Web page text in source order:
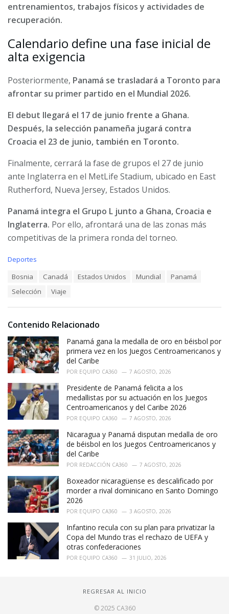
entrenamientos, trabajos físicos y actividades de
recuperación.
Calendario define una fase inicial de
alta exigencia
Posteriormente, Panamá se trasladará a Toronto para
afrontar su primer partido en el Mundial 2026.
El debut llegará el 17 de junio frente a Ghana.
Después, la selección panameña jugará contra
Croacia el 23 de junio, también en Toronto.
Finalmente, cerrará la fase de grupos el 27 de junio
ante Inglaterra en el MetLife Stadium, ubicado en East
Rutherford, Nueva Jersey, Estados Unidos.
Panamá integra el Grupo L junto a Ghana, Croacia e
Inglaterra. Por ello, afrontará una de las zonas más
competitivas de la primera ronda del torneo.
C
i
s
:
Deportes
Bosnia Canadá Estados Unidos Mundial
Panamá
Selección
Viaje
Contenido Relacionado
Panamá gana la medalla de oro en béisbol por
primera vez en los Juegos Centroamericanos y
del Caribe
POR EQUIPO CA360 7 AGOSTO, 2026
Presidente de Panamá felicita a los
medallistas por su actuación en los Juegos
Centroamericanos y del Caribe 2026
POR EQUIPO CA360 7 AGOSTO, 2026
Nicaragua y Panamá disputan medalla de oro
de béisbol en los Juegos Centroamericanos y
del Caribe
POR REDACCIÓN CA360 7 AGOSTO, 2026
Boxeador nicaragüense es descalificado por
morder a rival dominicano en Santo Domingo
2026
POR EQUIPO CA360 3 AGOSTO, 2026
Infantino recula con su plan para privatizar la
Copa del Mundo tras el rechazo de UEFA y
otras confederaciones
POR EQUIPO CA360 31 JULIO, 2026
REGRESAR AL INICIO
© 2025 CA360